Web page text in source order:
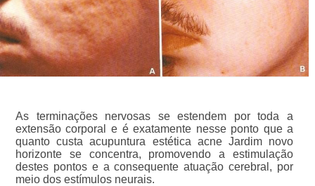
As terminações nervosas se estendem por toda a
extensão corporal e é exatamente nesse ponto que a
quanto custa acupuntura estética acne Jardim novo
horizonte se concentra, promovendo a estimulação
destes pontos e a consequente atuação cerebral, por
meio dos estímulos neurais.